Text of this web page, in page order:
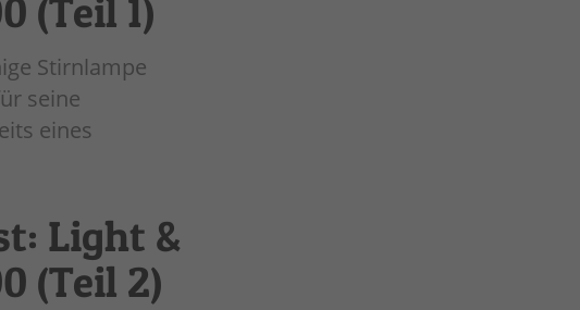
(Teil 1)
Stirnlampe
seine
eines
Light &
(Teil 2)